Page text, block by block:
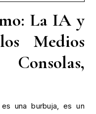
La IA y
Medios
una burbuja, es un